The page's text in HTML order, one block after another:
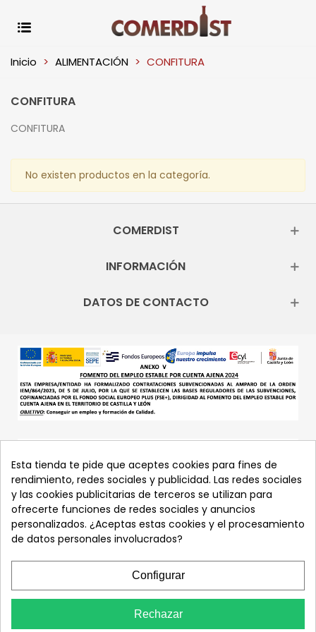
Inicio > ALIMENTACIÓN > CONFITURA
CONFITURA
CONFITURA
No existen productos en la categoría.
COMERDIST
INFORMACIÓN
DATOS DE CONTACTO
Esta tienda te pide que aceptes cookies para fines de
rendimiento, redes sociales y publicidad. Las redes sociales
y las cookies publicitarias de terceros se utilizan para
ofrecerte funciones de redes sociales y anuncios
personalizados. ¿Aceptas estas cookies y el procesamiento
de datos personales involucrados?
Configurar
Rechazar